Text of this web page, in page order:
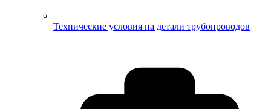
Технические условия на детали трубопроводов